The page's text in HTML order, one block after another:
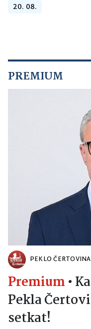
20. 08.
PREMIUM
PEKLO ČERTOVINA
Premium •
Pekla
setkat!